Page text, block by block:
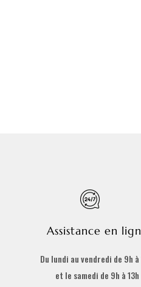
Assistance en
Du lundi au vendredi de 9h à
et le samedi de 9h à 13h